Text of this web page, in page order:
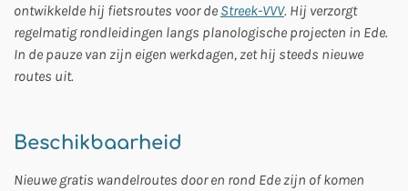
ontwikkelde hij fietsroutes voor de Streek-VVV. Hij verzorgt
regelmatig rondleidingen langs planologische projecten in Ede.
In de pauze van zijn eigen werkdagen, zet hij steeds nieuwe
routes uit.
Beschikbaarheid
Nieuwe gratis wandelroutes door en rond Ede zijn of komen